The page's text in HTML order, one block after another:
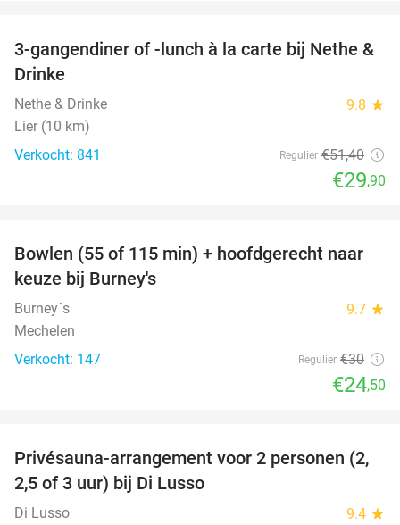
42%
3-gangendiner of -lunch à la carte bij Nethe &
Drinke
Nethe & Drinke 9.8 star
Lier (10 km)
Verkocht: 841
Regulier €51,40
€29,90
18%
Bowlen (55 of 115 min) + hoofdgerecht naar
keuze bij Burney's
Burney´s 9.7 star
Mechelen
Verkocht: 147
Regulier €30
€24,50
26%
Privésauna-arrangement voor 2 personen (2,
2,5 of 3 uur) bij Di Lusso
Di Lusso 9.4 star